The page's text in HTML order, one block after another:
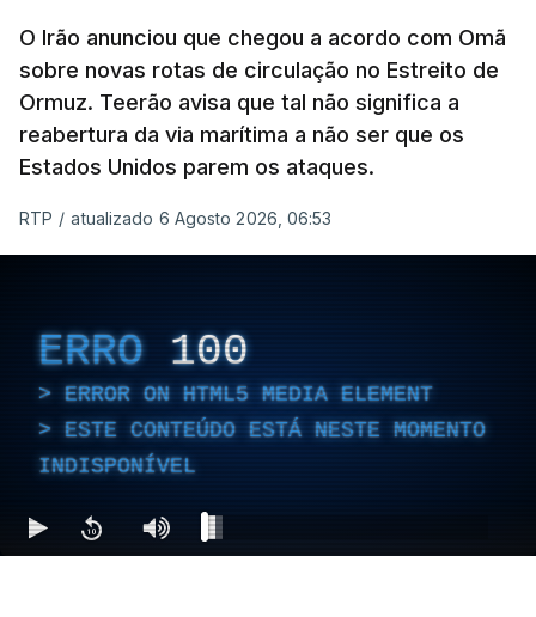
O Irão anunciou que chegou a acordo com Omã
sobre novas rotas de circulação no Estreito de
Ormuz. Teerão avisa que tal não significa a
reabertura da via marítima a não ser que os
Estados Unidos parem os ataques.
RTP / atualizado 6 Agosto 2026, 06:53
ERRO 100
ERROR ON HTML5 MEDIA ELEMENT
ESTE CONTEÚDO ESTÁ NESTE MOMENTO
INDISPONÍVEL